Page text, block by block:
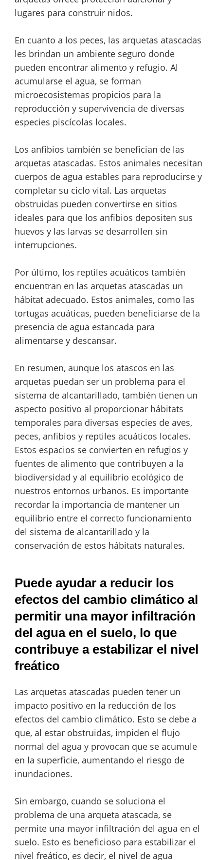
lugares para construir nidos.
En cuanto a los peces, las arquetas atascadas
les brindan un ambiente seguro donde
pueden encontrar alimento y refugio. Al
acumularse el agua, se forman
microecosistemas propicios para la
reproducción y supervivencia de diversas
especies piscícolas locales.
Los anfibios también se benefician de las
arquetas atascadas. Estos animales necesitan
cuerpos de agua estables para reproducirse y
completar su ciclo vital. Las arquetas
obstruidas pueden convertirse en sitios
ideales para que los anfibios depositen sus
huevos y las larvas se desarrollen sin
interrupciones.
Por último, los reptiles acuáticos también
encuentran en las arquetas atascadas un
hábitat adecuado. Estos animales, como las
tortugas acuáticas, pueden beneficiarse de la
presencia de agua estancada para
alimentarse y descansar.
En resumen, aunque los atascos en las
arquetas puedan ser un problema para el
sistema de alcantarillado, también tienen un
aspecto positivo al proporcionar hábitats
temporales para diversas especies de aves,
peces, anfibios y reptiles acuáticos locales.
Estos espacios se convierten en refugios y
fuentes de alimento que contribuyen a la
biodiversidad y al equilibrio ecológico de
nuestros entornos urbanos. Es importante
recordar la importancia de mantener un
equilibrio entre el correcto funcionamiento
del sistema de alcantarillado y la
conservación de estos hábitats naturales.
Puede ayudar a reducir los
efectos del cambio climático al
permitir una mayor infiltración
del agua en el suelo, lo que
contribuye a estabilizar el nivel
freático
Las arquetas atascadas pueden tener un
impacto positivo en la reducción de los
efectos del cambio climático. Esto se debe a
que, al estar obstruidas, impiden el flujo
normal del agua y provocan que se acumule
en la superficie, aumentando el riesgo de
inundaciones.
Sin embargo, cuando se soluciona el
problema de una arqueta atascada, se
permite una mayor infiltración del agua en el
suelo. Esto es beneficioso para estabilizar el
nivel freático, es decir, el nivel de agua